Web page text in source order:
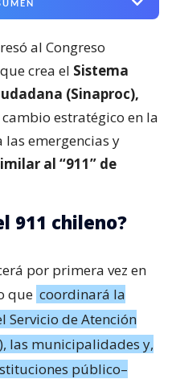
al Congreso
crea el Sistema
(Sinaproc),
estratégico en la
emergencias y
al “911” de
911 chileno?
por primera vez en
que coordinará la
Servicio de Atención
las municipalidades y,
público–